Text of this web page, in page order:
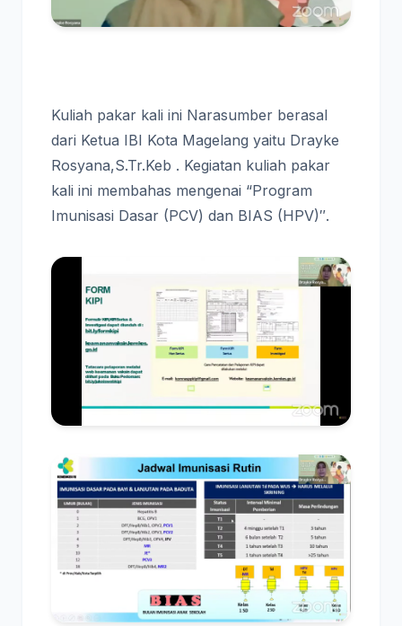
Kuliah pakar kali ini Narasumber berasal
dari Ketua IBI Kota Magelang yaitu Drayke
Rosyana,S.Tr.Keb . Kegiatan kuliah pakar
kali ini membahas mengenai “Program
Imunisasi Dasar (PCV) dan BIAS (HPV)″.